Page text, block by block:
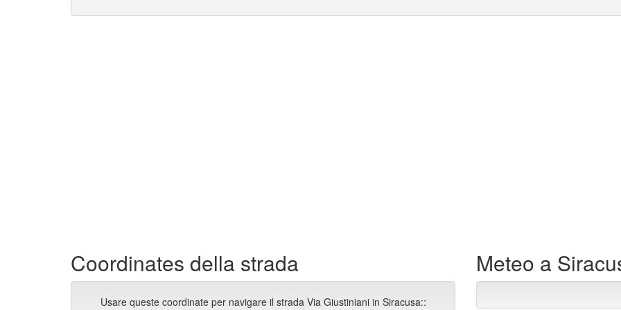
Coordinates della strada
Usare queste coordinate per navigare il strada Via Giustiniani in Siracusa::
Meteo a